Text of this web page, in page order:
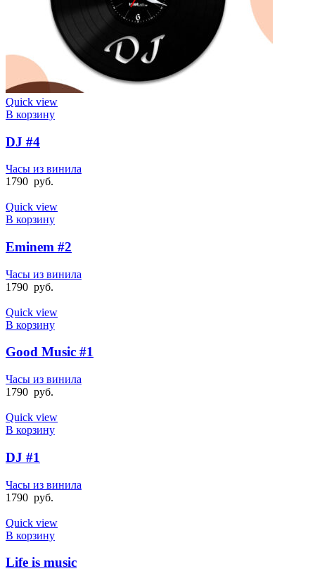
Quick view
В корзину
DJ #4
Часы из винила
1790 руб.
Quick view
В корзину
Eminem #2
Часы из винила
1790 руб.
Quick view
В корзину
Good Music #1
Часы из винила
1790 руб.
Quick view
В корзину
DJ #1
Часы из винила
1790 руб.
Quick view
В корзину
Life is music